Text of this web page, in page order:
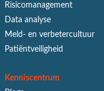
Risicomanagement
Data analyse
Meld- en verbetercultuur
Patiëntveiligheid
Kenniscentrum